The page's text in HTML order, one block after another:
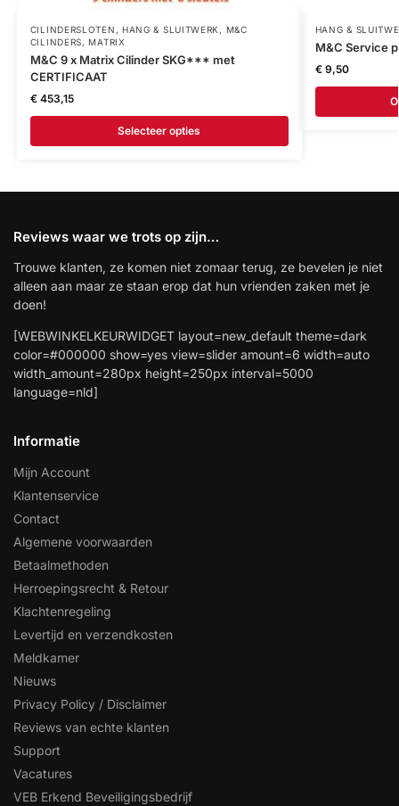
CILINDERSLOTEN , HANG & SLUITWERK , M&C
CILINDERS,MATRIX
M&C 9 x Matrix Cilinder SKG*** met
CERTIFICAAT
€453,15
Selecteer opties
HANG &
M&C Service
€9,50
Reviews waar we trots op zijn…
Trouwe klanten, ze komen niet zomaar terug, ze bevelen je niet
alleen aan maar ze staan erop dat hun vrienden zaken met je
doen!
[WEBWINKELKEURWIDGET layout=new_default theme=dark
color=#000000 show=yes view=slider amount=6 width=auto
width_amount=280px height=250px interval=5000
language=nld]
Informatie
Mijn Account
Klantenservice
Contact
Algemene voorwaarden
Betaalmethoden
Herroepingsrecht & Retour
Klachtenregeling
Levertijd en verzendkosten
Meldkamer
Nieuws
Privacy Policy / Disclaimer
Reviews van echte klanten
Support
Vacatures
VEB Erkend Beveiligingsbedrijf